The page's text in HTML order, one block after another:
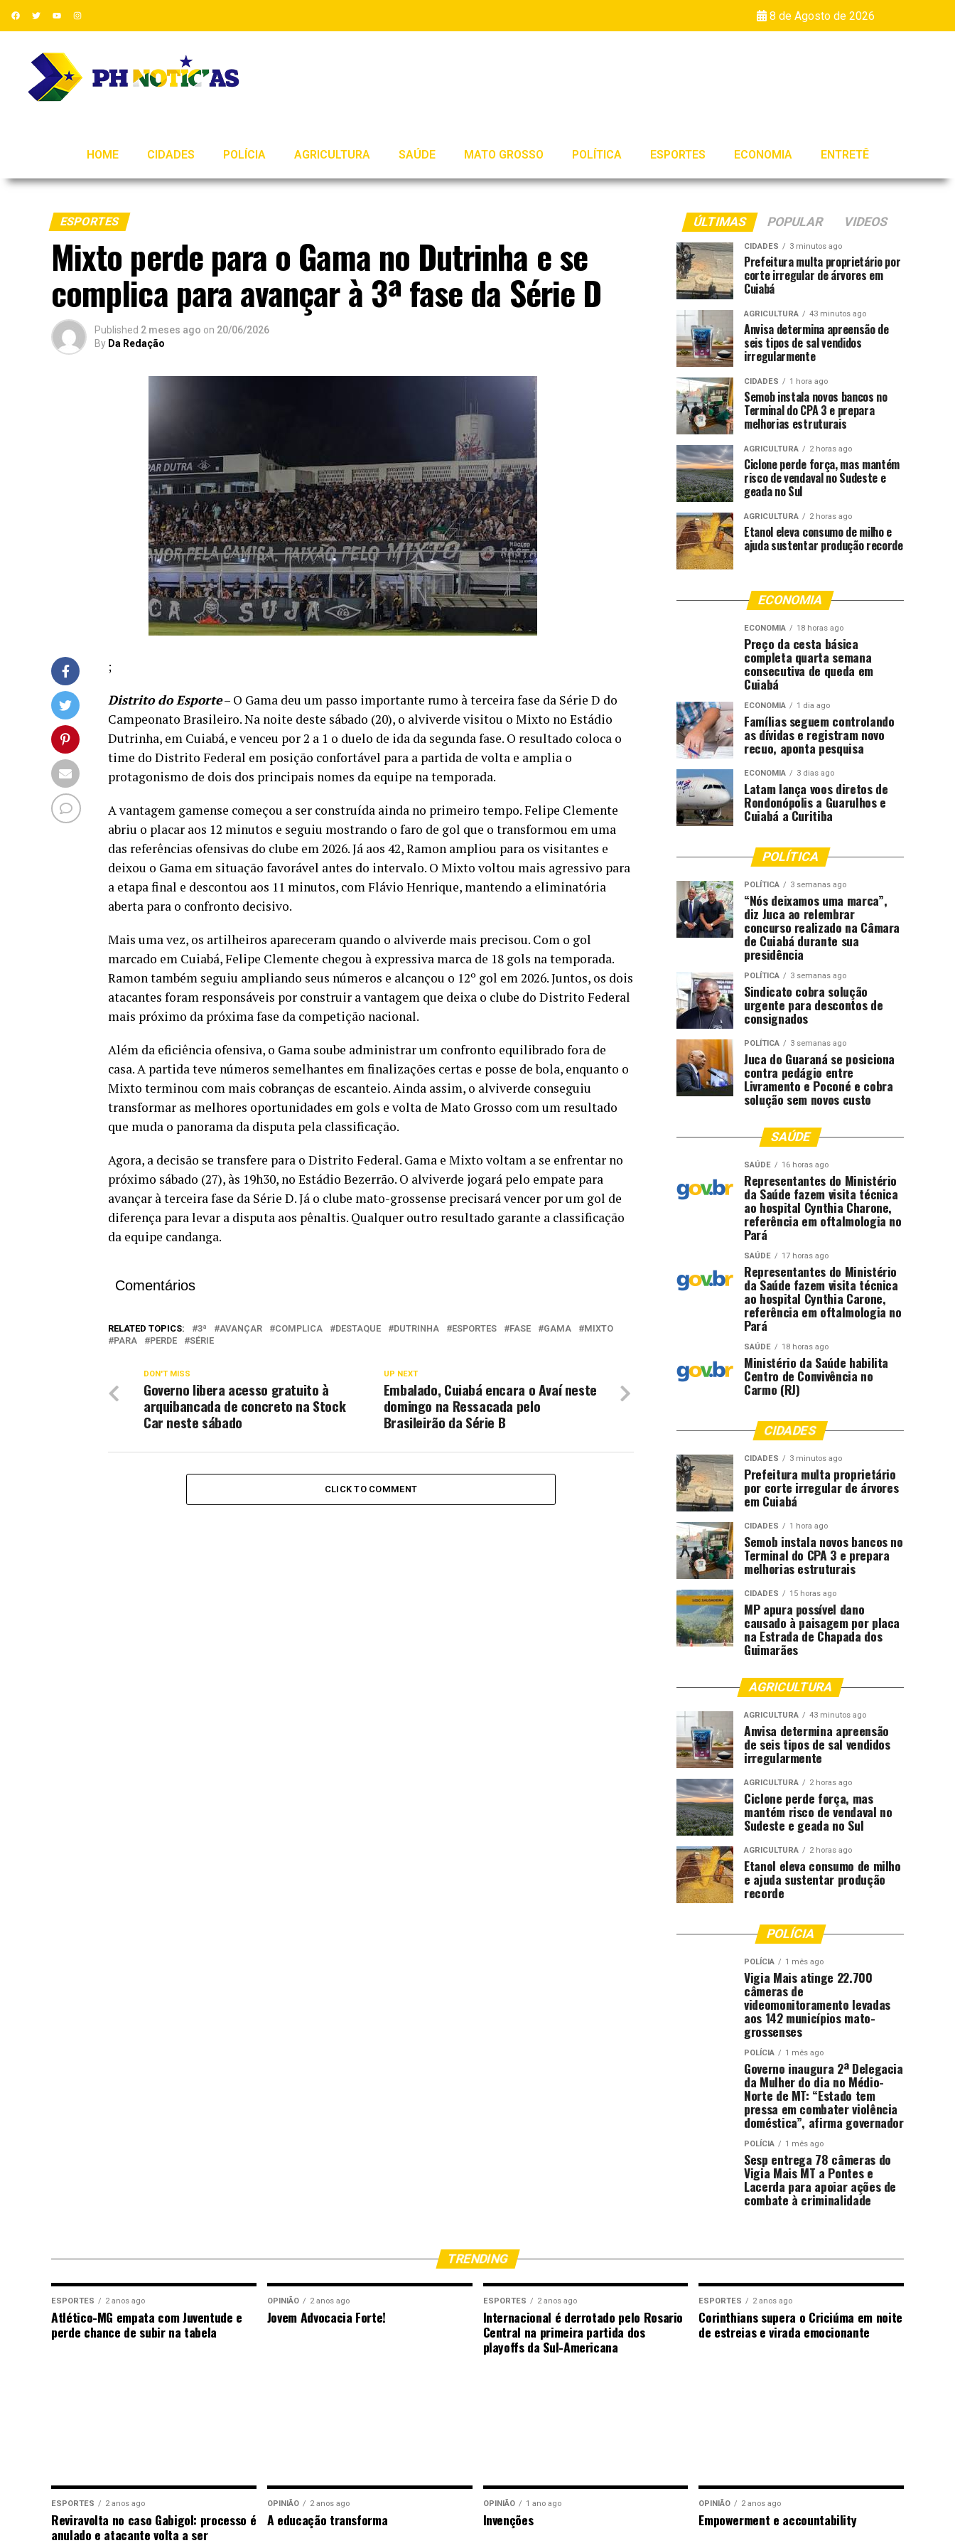
8 de Agosto de 2026
HOME CIDADES POLÍCIA AGRICULTURA SAÚDE MATO GROSSO POLÍTICA ESPORTES ECONOMIA ENTRETÊ
ESPORTES
Mixto perde para o Gama no Dutrinha e se
complica para avançar à 3ª fase da Série D
Published 2 meses ago on 20/06/2026
By Da Redação
;
Distrito do Esporte– O Gama deu um passo importante rumo à terceira fase da Série D do
Campeonato Brasileiro. Na noite deste sábado (20), o alviverde visitou o Mixto no Estádio
Dutrinha, em Cuiabá, e venceu por 2 a 1 o duelo de ida da segunda fase. O resultado coloca o
time do Distrito Federal em posição confortável para a partida de volta e amplia o
protagonismo de dois dos principais nomes da equipe na temporada.
A vantagem gamense começou a ser construída ainda no primeiro tempo. Felipe Clemente
abriu o placar aos 12 minutos e seguiu mostrando o faro de gol que o transformou em uma
das referências ofensivas do clube em 2026. Já aos 42, Ramon ampliou para os visitantes e
deixou o Gama em situação favorável antes do intervalo. O Mixto voltou mais agressivo para
a etapa final e descontou aos 11 minutos, com Flávio Henrique, mantendo a eliminatória
aberta para o confronto decisivo.
Mais uma vez, os artilheiros apareceram quando o alviverde mais precisou. Com o gol
marcado em Cuiabá, Felipe Clemente chegou à expressiva marca de 18 gols na temporada.
Ramon também seguiu ampliando seus números e alcançou o 12º gol em 2026. Juntos, os dois
atacantes foram responsáveis por construir a vantagem que deixa o clube do Distrito Federal
mais próximo da próxima fase da competição nacional.
Além da eficiência ofensiva, o Gama soube administrar um confronto equilibrado fora de
casa. A partida teve números semelhantes em finalizações certas e posse de bola, enquanto o
Mixto terminou com mais cobranças de escanteio. Ainda assim, o alviverde conseguiu
transformar as melhores oportunidades em gols e volta de Mato Grosso com um resultado
que muda o panorama da disputa pela classificação.
Agora, a decisão se transfere para o Distrito Federal. Gama e Mixto voltam a se enfrentar no
próximo sábado (27), às 19h30, no Estádio Bezerrão. O alviverde jogará pelo empate para
avançar à terceira fase da Série D. Já o clube mato-grossense precisará vencer por um gol de
diferença para levar a disputa aos pênaltis. Qualquer outro resultado garante a classificação
da equipe candanga.
Comentários
RELATED TOPICS: 3ª AVANÇAR COMPLICA DESTAQUE DUTRINHA ESPORTES FASE GAMA
MIXTO
PARA
PERDE SÉRIE
UP NEXT
Embalado, Cuiabá encara o Avaí neste
domingo na Ressacada pelo
Brasileirão da Série B
DON'T MISS
Governo libera acesso gratuito à
arquibancada de concreto na Stock
Car neste sábado
CLICK TO COMMENT
ÚLTIMAS POPULAR VIDEOS
CIDADES 3 minutos ago
Prefeitura multa proprietário por
corte irregular de árvores em
Cuiabá
AGRICULTURA 43 minutos ago
Anvisa determina apreensão de
seis tipos de sal vendidos
irregularmente
CIDADES 1 hora ago
Semob instala novos bancos no
Terminal do CPA 3 e prepara
melhorias estruturais
AGRICULTURA 2 horas ago
Ciclone perde força, mas mantém
risco de vendaval no Sudeste e
geada no Sul
AGRICULTURA 2 horas ago
Etanol eleva consumo de milho e
ajuda sustentar produção recorde
ECONOMIA
ECONOMIA 18 horas ago
Preço da cesta básica
completa quarta semana
consecutiva de queda em
Cuiabá
ECONOMIA 1 dia ago
Famílias seguem controlando
as dívidas e registram novo
recuo, aponta pesquisa
ECONOMIA 3 dias ago
Latam lança voos diretos de
Rondonópolis a Guarulhos e
Cuiabá a Curitiba
POLÍTICA
POLÍTICA 3 semanas ago
“Nós deixamos uma marca”,
diz Juca ao relembrar
concurso realizado na Câmara
de Cuiabá durante sua
presidência
POLÍTICA 3 semanas ago
Sindicato cobra solução
urgente para descontos de
consignados
POLÍTICA 3 semanas ago
Juca do Guaraná se posiciona
contra pedágio entre
Livramento e Poconé e cobra
solução sem novos custo
SAÚDE
SAÚDE 16 horas ago
Representantes do Ministério
da Saúde fazem visita técnica
ao hospital Cynthia Charone,
referência em oftalmologia no
Pará
SAÚDE 17 horas ago
Representantes do Ministério
da Saúde fazem visita técnica
ao hospital Cynthia Carone,
referência em oftalmologia no
Pará
SAÚDE 18 horas ago
Ministério da Saúde habilita
Centro de Convivência no
Carmo (RJ)
CIDADES
CIDADES 3 minutos ago
Prefeitura multa proprietário
por corte irregular de árvores
em Cuiabá
CIDADES 1 hora ago
Semob instala novos bancos no
Terminal do CPA 3 e prepara
melhorias estruturais
CIDADES 15 horas ago
MP apura possível dano
causado à paisagem por placa
na Estrada de Chapada dos
Guimarães
AGRICULTURA
AGRICULTURA 43 minutos ago
Anvisa determina apreensão
de seis tipos de sal vendidos
irregularmente
AGRICULTURA 2 horas ago
Ciclone perde força, mas
mantém risco de vendaval no
Sudeste e geada no Sul
AGRICULTURA 2 horas ago
Etanol eleva consumo de milho
e ajuda sustentar produção
recorde
POLÍCIA
POLÍCIA 1 mês ago
Vigia Mais atinge 22.700
câmeras de
videomonitoramento levadas
aos 142 municípios mato-
grossenses
POLÍCIA 1 mês ago
Governo inaugura 2ª Delegacia
da Mulher do dia no Médio-
Norte de MT: “Estado tem
pressa em combater violência
doméstica”, afirma governador
POLÍCIA 1 mês ago
Sesp entrega 78 câmeras do
Vigia Mais MT a Pontes e
Lacerda para apoiar ações de
combate à criminalidade
TRENDING
ESPORTES 2 anos ago
Atlético-MG empata com Juventude e
perde chance de subir na tabela
OPINIÃO 2 anos ago
Jovem Advocacia Forte!
ESPORTES 2 anos ago
Internacional é derrotado pelo Rosario
Central na primeira partida dos
playoffs da Sul-Americana
ESPORTES 2 anos ago
Corinthians supera o Criciúma em noite
de estreias e virada emocionante
ESPORTES 2 anos ago
Reviravolta no caso Gabigol: processo é
anulado e atacante volta a ser
OPINIÃO 2 anos ago
A educação transforma
OPINIÃO 1 ano ago
Invenções
OPINIÃO 2 anos ago
Empowerment e accountability